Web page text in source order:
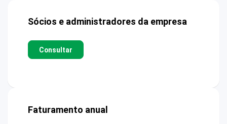
Sócios e administradores da empresa
Consultar
Faturamento anual